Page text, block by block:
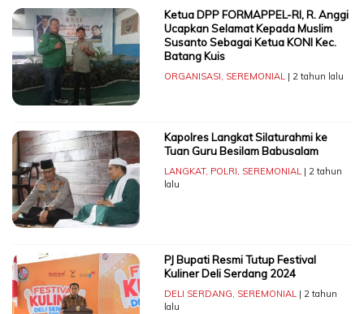
Ketua DPP FORMAPPEL-RI, R. Anggi
Ucapkan Selamat Kepada Muslim
Susanto Sebagai Ketua KONI Kec.
Batang Kuis
ORGANISASI, SEREMONIAL| 2 tahun lalu
Kapolres Langkat Silaturahmi ke
Tuan Guru Besilam Babusalam
LANGKAT, POLRI, SEREMONIAL| 2 tahun
lalu
PJ Bupati Resmi Tutup Festival
Kuliner Deli Serdang 2024
DELI SERDANG, SEREMONIAL| 2 tahun
lalu